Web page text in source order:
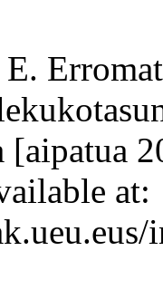
[aipatua
at: